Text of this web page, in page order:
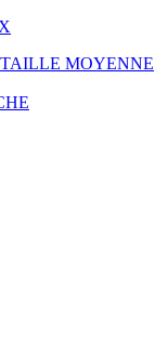
MOYENNE